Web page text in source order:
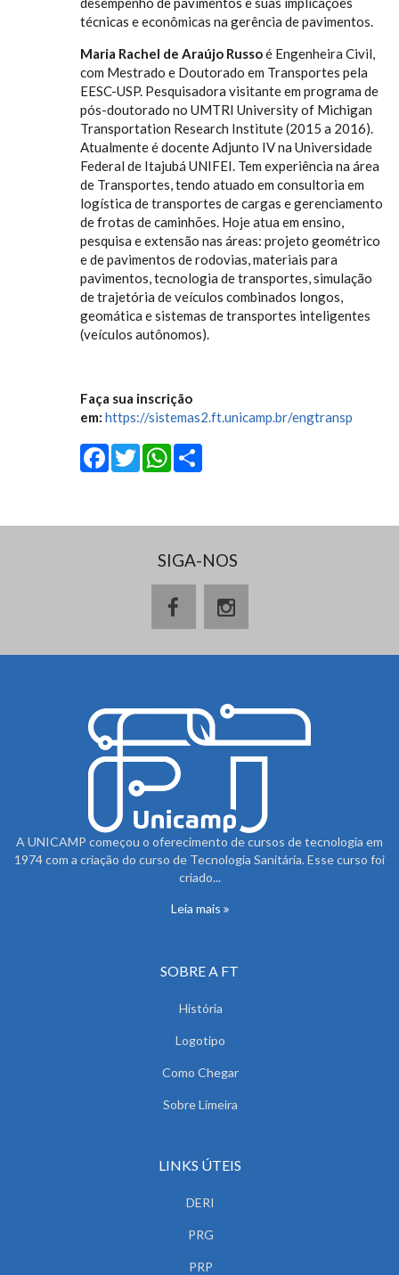
técnicas e econômicas na gerência de pavimentos.
Maria Rachel de Araújo Russoé Engenheira Civil,
com Mestrado e Doutorado em Transportes pela
EESC-USP. Pesquisadora visitante em programa de
pós-doutorado no UMTRI University of Michigan
Transportation Research Institute (2015 a 2016).
Atualmente é docente Adjunto IV na Universidade
Federal de Itajubá UNIFEI. Tem experiência na área
de Transportes, tendo atuado em consultoria em
logística de transportes de cargas e gerenciamento
de frotas de caminhões. Hoje atua em ensino,
pesquisa e extensão nas áreas: projeto geométrico
e de pavimentos de rodovias, materiais para
pavimentos, tecnologia de transportes, simulação
de trajetória de veículos combinados longos,
geomática e sistemas de transportes inteligentes
(veículos autônomos).
Faça sua inscrição
em: https://sistemas2.ft.unicamp.br/engtransp
Facebook
Twitter
WhatsApp
SIGA-NOS
A UNICAMP começou o oferecimento de cursos de tecnologia em
1974 com a criação do curso de Tecnologia Sanitária. Esse curso foi
criado...
Leia mais
SOBRE A FT
História
Logotipo
Como Chegar
Sobre Limeira
LINKS ÚTEIS
DERI
PRG
PRP